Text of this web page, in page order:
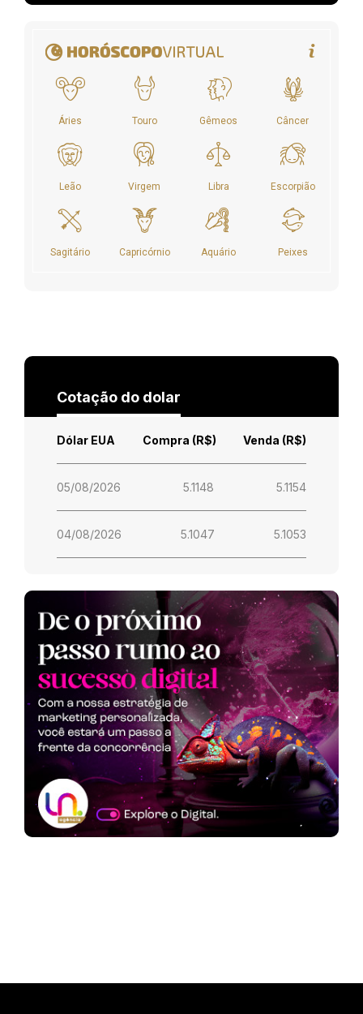
Cotação do dolar
Dólar EUA Compra (R$) Venda (R$)
05/08/2026 5.1148 5.1154
04/08/2026 5.1047 5.1053